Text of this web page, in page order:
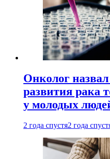
Онколог
развития рака
у молодых
2 года спустя2 года